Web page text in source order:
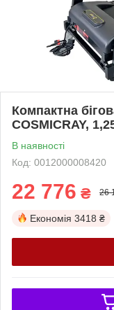
Компактна
COSMICRAY,
В наявності
Код: 0012000008420
22 776 ₴ 26
Економія 3418 ₴